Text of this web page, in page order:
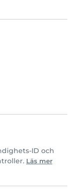
ID och
Läs mer